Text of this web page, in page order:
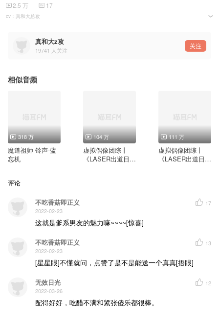
2.5 万 17
cv：真和大总攻
台本：物理拯救世界真和大z攻
19741 人关注
关注
相似音频
318 万
魔道祖师 铃声-蓝
忘机
104 万
虚拟偶像团综丨
《LASER出道日》
111 万
虚拟偶像团综丨
《LASER出道日》
评论
不吃香菇即正义
2022-02-23
17
这就是爹系男友的魅力嘛~~~~[惊喜]
不吃香菇即正义
2022-02-23
13
[星星眼]不懂就问，点赞了是不是能送一个真真[捂眼]
无效日光
2022-03-26
12
配得好好，吃醋不满和紧张傻乐都很棒。